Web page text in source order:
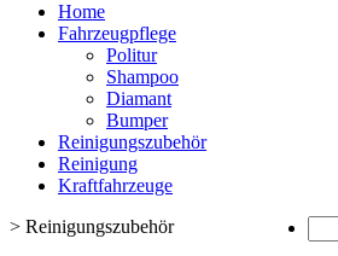
Home
Fahrzeugpflege
Politur
Shampoo
Diamant
Bumper
Reinigungszubehör
Reinigung
Kraftfahrzeuge
> Reinigungszubehör